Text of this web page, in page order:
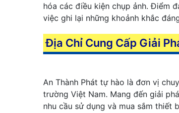
hóa các điều kiện chụp ảnh. Điểm
việc ghi lại những khoảnh khắc
Địa Chỉ Cung Cấp Giải
An Thành Phát tự hào là đơn vị
trường Việt Nam. Mang đến giải
nhu cầu sử dụng và mua sắm thiết